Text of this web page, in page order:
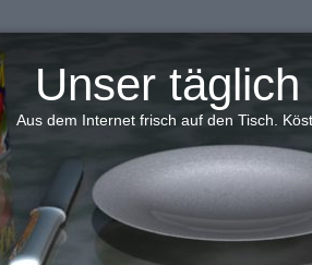
Unser
Aus dem Internet frisch auf den Tisch.